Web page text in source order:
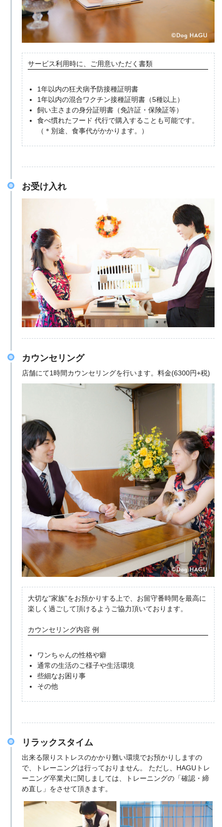
サービス利用時に、ご用意いただく書類
1年以内の狂犬病予防接種証明書
1年以内の混合ワクチン接種証明書（5種以上）
飼い主さまの身分証明書（免許証・保険証等）
食べ慣れたフード 代行で購入することも可能です。
（＊別途、食事代がかかります。）
お受け入れ
カウンセリング
店舗にて1時間カウンセリングを行います。料金(6300円+税)
大切な”家族”をお預かりする上で、お留守番時間を最高に
楽しく過ごして頂けるようご協力頂いております。
カウンセリング内容 例
ワンちゃんの性格や癖
通常の生活のご様子や生活環境
些細なお困り事
その他
リラックスタイム
出来る限りストレスのかかり難い環境でお預かりしますの
で、トレーニングは行っておりません。 ただし、HAGUトレ
ーニング卒業犬に関しましては、トレーニングの「確認・締
め直し」をさせて頂きます。